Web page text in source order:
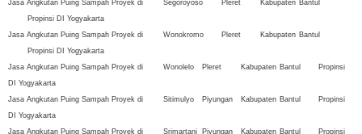
Jasa Angkutan Puing Sampah Proyek di
Segoroyoso Pleret Kabupaten Bantul
Propinsi DI Yogyakarta
Jasa Angkutan Puing Sampah Proyek di
Wonokromo Pleret Kabupaten Bantul
Propinsi DI Yogyakarta
Jasa Angkutan Puing Sampah Proyek di
Wonolelo Pleret Kabupaten Bantul
Propinsi
DI Yogyakarta
Jasa Angkutan Puing Sampah Proyek di
Sitimulyo Piyungan Kabupaten Bantul
Propinsi
DI Yogyakarta
Jasa Angkutan Puing Sampah Proyek di
Srimartani Piyungan Kabupaten Bantul Propinsi